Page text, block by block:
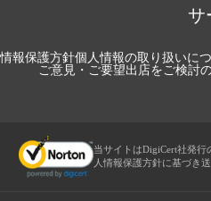
サ
報保護方針個人情報の取り扱いに
ご意見・ご要望出店をご検討
当サイトはDigiCert社発行
人情報保護方針に基づき